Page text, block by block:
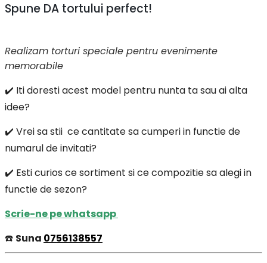
Spune DA tortului perfect!
Realizam torturi speciale pentru evenimente
memorabile
✔️ Iti doresti acest model pentru nunta ta sau ai alta
idee?
✔️ Vrei sa stii ce cantitate sa cumperi in functie de
numarul de invitati?
✔️ Esti curios ce sortiment si ce compozitie sa alegi in
functie de sezon?
Scrie-ne pe whatsapp
☎️ Suna 0756138557